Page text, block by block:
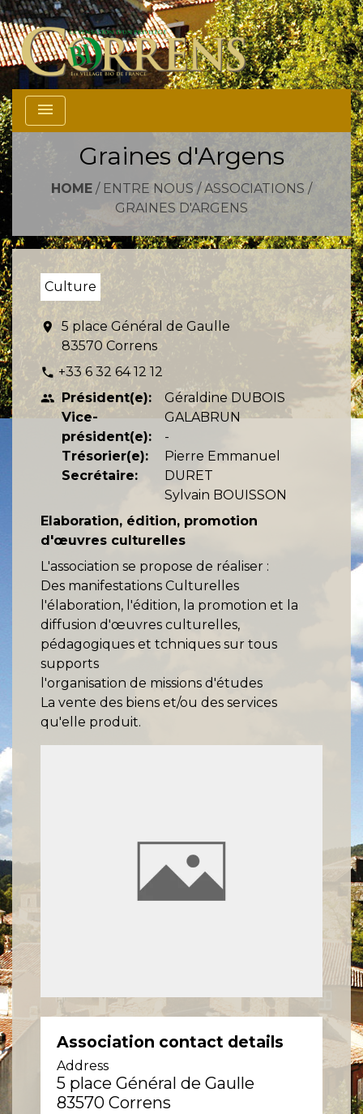
menu
Graines d'Argens
HOME / ENTRE NOUS /ASSOCIATIONS /
GRAINES D'ARGENS
Culture
location_on
5 place Général de Gaulle
83570 Correns
phone +33 6 32 64 12 12
people Président(e):
Vice-
président(e):
Trésorier(e):
Secrétaire:
Géraldine DUBOIS
GALABRUN
-
Pierre Emmanuel
DURET
Sylvain BOUISSON
Elaboration, édition, promotion
d'œuvres culturelles
L'association se propose de réaliser :
Des manifestations Culturelles
l'élaboration, l'édition, la promotion et la
diffusion d'œuvres culturelles,
pédagogiques et tchniques sur tous
supports
l'organisation de missions d'études
La vente des biens et/ou des services
qu'elle produit.
Association contact details
Address
5 place Général de Gaulle
83570 Correns